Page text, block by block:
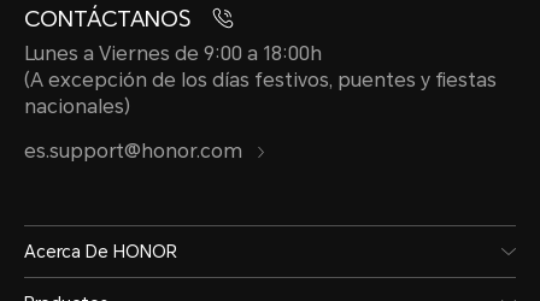
CONTÁCTANOS
Lunes a Viernes de 9:00 a 18:00h
(A excepción de los días festivos, puentes y fiestas
nacionales)
es.support@honor.com
Acerca De HONOR